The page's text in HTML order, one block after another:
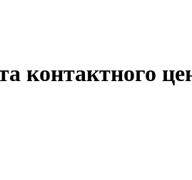
контактного